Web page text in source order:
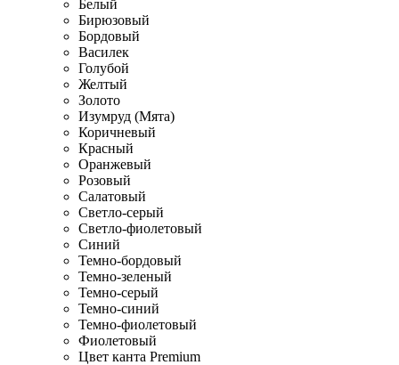
Белый
Бирюзовый
Бордовый
Василек
Голубой
Желтый
Золото
Изумруд (Мята)
Коричневый
Красный
Оранжевый
Розовый
Салатовый
Светло-серый
Светло-фиолетовый
Синий
Темно-бордовый
Темно-зеленый
Темно-серый
Темно-синий
Темно-фиолетовый
Фиолетовый
Цвет канта Premium